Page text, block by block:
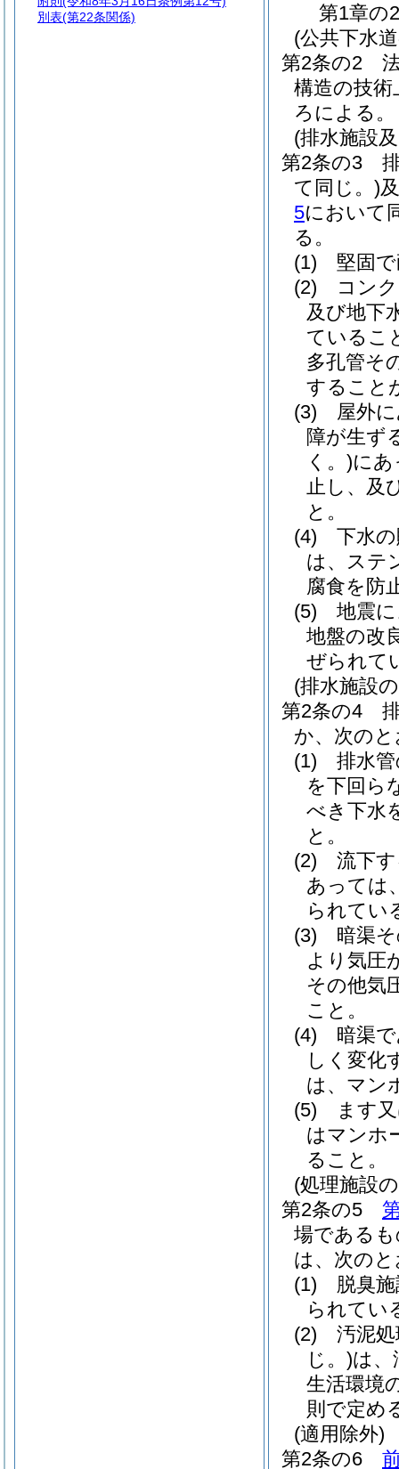
第1章の2
(公共下水
第2条の2
構造の技
ろによる。
(排水施設
第2条の3
て同じ。)
5において
る。
(1)
堅固
(2)
コン
及び地下
ているこ
多孔管そ
すること
(3)
屋外
障が生ず
く。)にあ
止し、及
と。
(4)
下水
は、ステ
腐食を防
(5)
地震
地盤の改
ぜられて
(排水施設
第2条の4
か、次の
(1)
排水
を下回ら
べき下水
と。
(2)
流下
あっては
られてい
(3)
暗渠
より気圧
その他気
こと。
(4)
暗渠
しく変化
は、マン
(5)
ます
はマンホ
ること。
(処理施設
第2条の5
場である
は、次の
(1)
脱臭
られてい
(2)
汚泥
じ。)は、
生活環境
則で定め
(適用除外)
第2条の6
別表(第22条関係)